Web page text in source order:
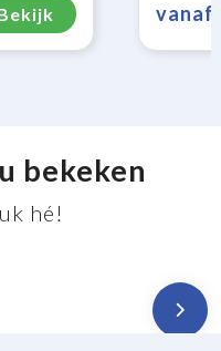
vanaf
bekeken
hé!